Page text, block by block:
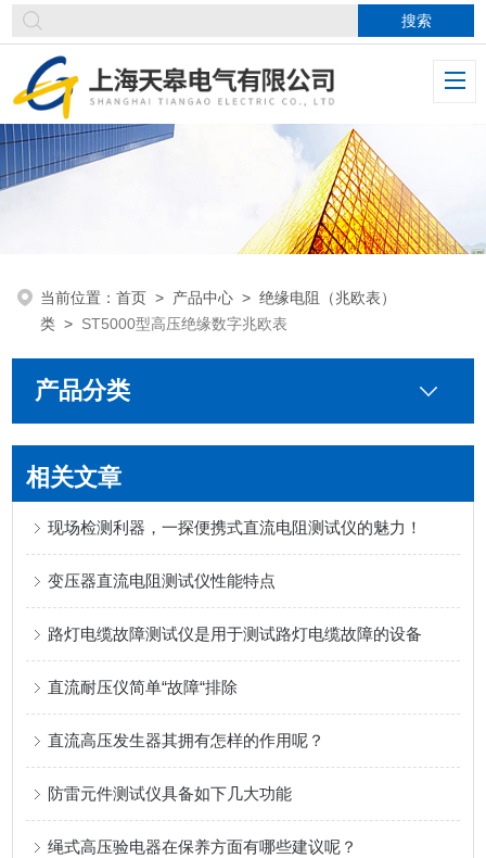
当前位置：首页 > 产品中心 >绝缘电阻（兆欧表）
类 > ST5000型高压绝缘数字兆欧表
产品分类
相关文章
现场检测利器，一探便携式直流电阻测试仪的魅力！
变压器直流电阻测试仪性能特点
路灯电缆故障测试仪是用于测试路灯电缆故障的设备‌
直流耐压仪简单“故障“排除
直流高压发生器其拥有怎样的作用呢？
防雷元件测试仪具备如下几大功能
绳式高压验电器在保养方面有哪些建议呢？